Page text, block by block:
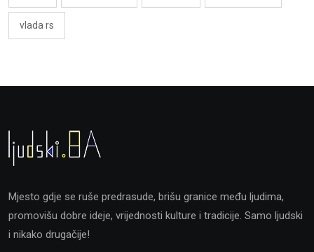
vlada rs
Mjesto gdje se ruše predrasude, brišu granice među ljudima,
promovišu dobre ideje, vrijednosti kulture i tradicije. Samo ljudski
i nikako drugačije!